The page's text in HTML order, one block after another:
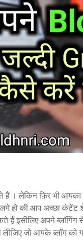
लेकिन फ़िर भी आपका
हो की आप अच्छा कंटेंट
इसीलिए अपने ब्लॉगिंग
लीजिए जो आपके ब्लॉग